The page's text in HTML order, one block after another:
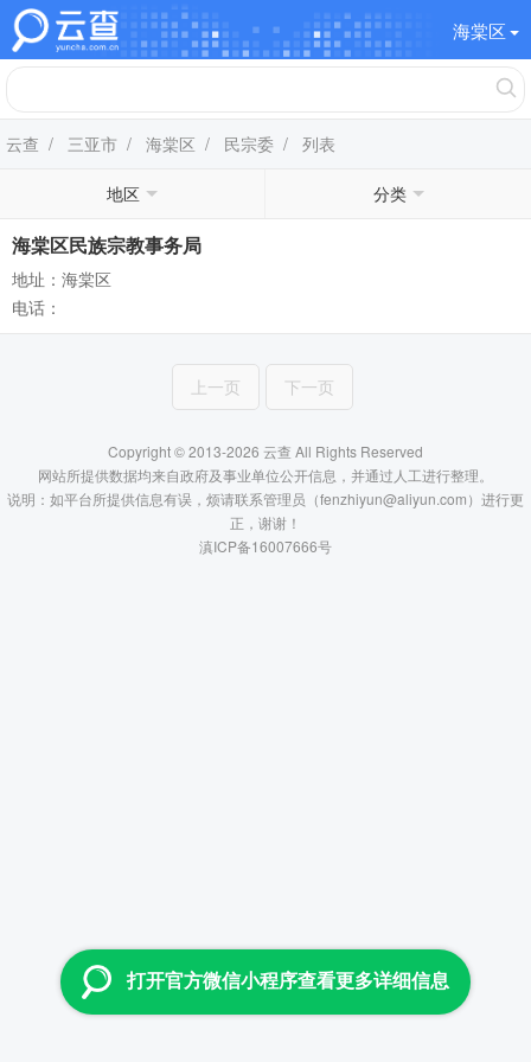
海棠区
云查 / 三亚市 / 海棠区 / 民宗委 / 列表
地区 分类
海棠区民族宗教事务局
地址：海棠区
电话：
上一页 下一页
Copyright © 2013-2026 云查 All Rights Reserved
网站所提供数据均来自政府及事业单位公开信息，并通过人工进行整理。
说明：如平台所提供信息有误，烦请联系管理员（fenzhiyun@aliyun.com）进行更
正，谢谢！
滇ICP备16007666号
打开官方微信小程序查看更多详细信息